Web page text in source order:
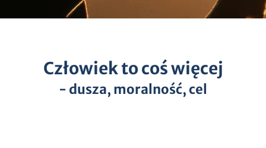
Człowiek to coś więcej
- dusza, moralność, cel